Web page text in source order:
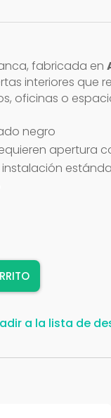
fabricada en
interiores que
oficinas o
negro
apertura
instalación
a la lista de